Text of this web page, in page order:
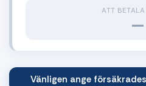
ATT BETALA
—
Vänligen ange